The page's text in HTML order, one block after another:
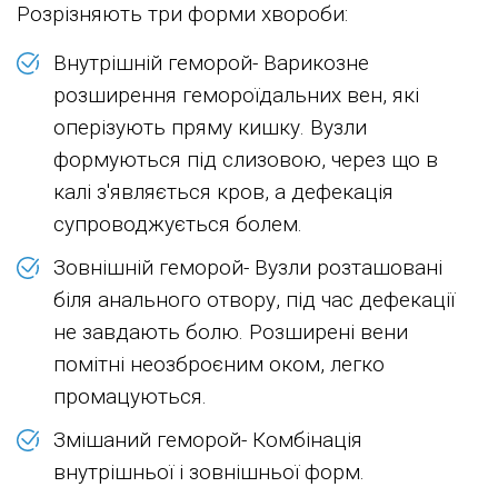
Розрізняють три форми хвороби:
Внутрішній геморой- Варикозне
розширення гемороїдальних вен, які
оперізують пряму кишку. Вузли
формуються під слизовою, через що в
калі з'являється кров, а дефекація
супроводжується болем.
Зовнішній геморой- Вузли розташовані
біля анального отвору, під час дефекації
не завдають болю. Розширені вени
помітні неозброєним оком, легко
промацуються.
Змішаний геморой- Комбінація
внутрішньої і зовнішньої форм.